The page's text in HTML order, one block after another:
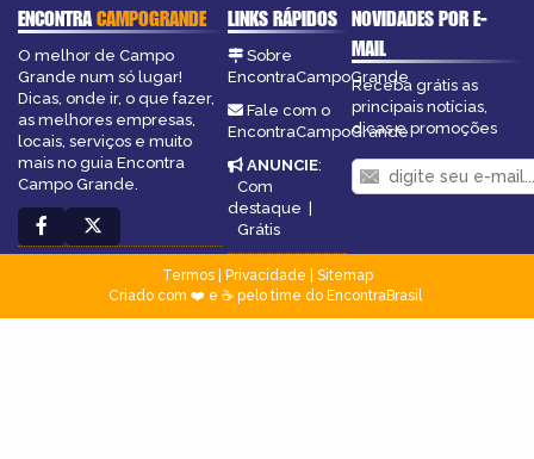
ENCONTRACAMPOGRANDE
O melhor de Campo
Grande num só lugar!
Dicas, onde ir, o que fazer,
as melhores empresas,
locais, serviços e muito
mais no guia Encontra
Campo Grande.
LINKS RÁPIDOS
Sobre
EncontraCampoGrande
Fale com o
EncontraCampoGrande
ANUNCIE:
Com
destaque |
Grátis
NOVIDADES POR E-
MAIL
Receba grátis as
principais notícias,
dicas e promoções
Termos| Privacidade
Sitemap
Criado com ❤️ e ☕ pelo time do EncontraBrasil